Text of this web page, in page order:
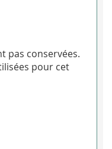
pas conservées.
pour cet